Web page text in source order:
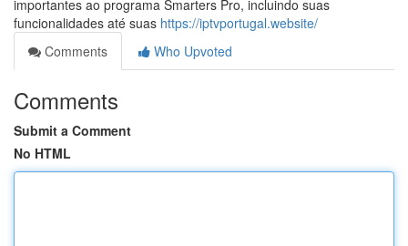
importantes ao programa Smarters Pro, incluindo suas
funcionalidades até suas https://iptvportugal.website/
Comments
Who Upvoted
Comments
Submit a Comment
No HTML